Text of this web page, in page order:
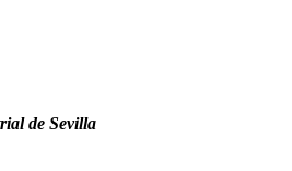
de Sevilla